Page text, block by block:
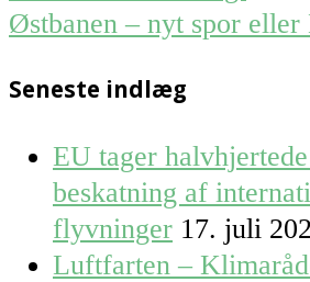
Østbanen – nyt spor eller
Seneste indlæg
EU tager
beskatning af
flyvninger 17. juli
Luftfarten –